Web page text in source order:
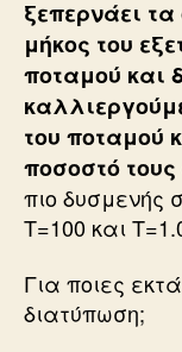
ξεπερνάει
μήκος του
ποταμού και
του ποταμού
ποσοστό
πιο δυσμενής
Τ=100 και
Για ποιες
διατύπωση;